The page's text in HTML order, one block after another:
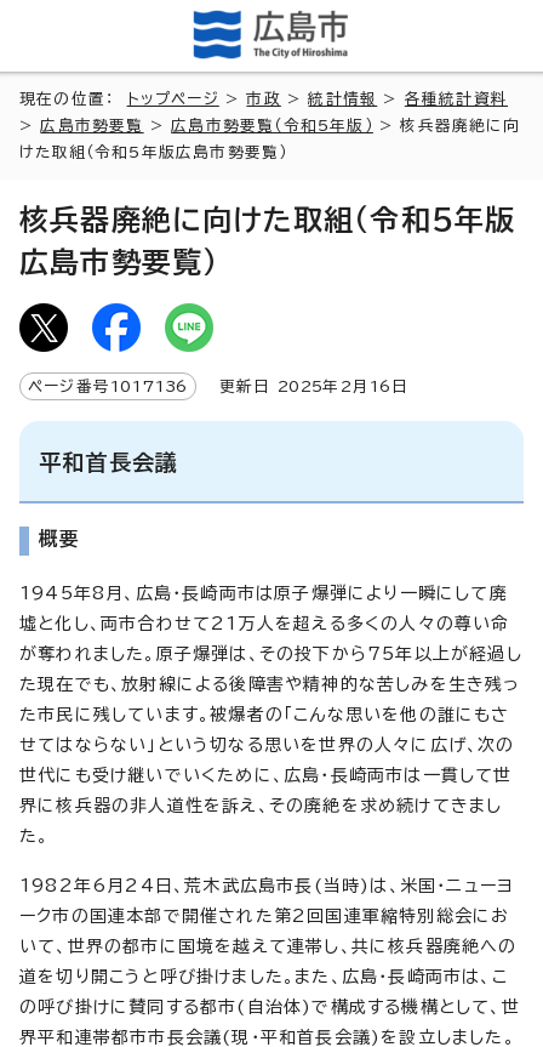
現在の位置： トップページ >市政 >統計情報 > 各種統計資料
>広島市勢要覧 >広島市勢要覧（令和5年版）
> 核兵器廃絶に向
けた取組（令和5年版広島市勢要覧）
核兵器廃絶に向けた取組（令和5年版
広島市勢要覧）
ページ番号 1017136 更新日 2025年2月 16 日
平和首長会議
概要
1945年8月、広島・長崎両市は原子爆弾により一瞬にして廃
墟と化し、両市合わせて21万人を超える多くの人々の尊い命
が奪われました。原子爆弾は、その投下から75年以上が経過し
た現在でも、放射線による後障害や精神的な苦しみを生き残っ
た市民に残しています。被爆者の「こんな思いを他の誰にもさ
せてはならない」という切なる思いを世界の人々に広げ、次の
世代にも受け継いでいくために、広島・長崎両市は一貫して世
界に核兵器の非人道性を訴え、その廃絶を求め続けてきまし
た。
1982年6月24日、荒木武広島市長(当時)は、米国・ニューヨ
ーク市の国連本部で開催された第2回国連軍縮特別総会にお
いて、世界の都市に国境を越えて連帯し、共に核兵器廃絶への
道を切り開こうと呼び掛けました。また、広島・長崎両市は、こ
の呼び掛けに賛同する都市(自治体)で構成する機構として、世
界平和連帯都市市長会議(現・平和首長会議)を設立しました。